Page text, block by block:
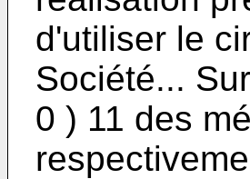
d'utiliser le
Société...
0 ) 11 des